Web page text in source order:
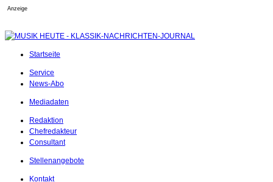
Anzeige
Startseite
Service
News-Abo
Mediadaten
Redaktion
Chefredakteur
Consultant
Stellenangebote
Kontakt